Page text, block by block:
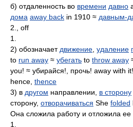
б) отдаленность во времени давно
дома away back in 1910 ≈ давным-
2., off
1.
2) обозначает движение удаление
to run away ≈ убегать to throw away
you! ≈ убирайся!, прочь! away with
hence, thence
3) в другом направлении, в сторону
сторону, отворачиваться She folded
Она сложила работу и отложила ее
1.